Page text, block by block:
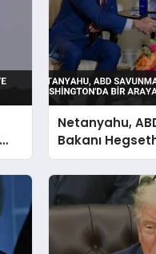
Netanyahu,
Bakanı
Geldi